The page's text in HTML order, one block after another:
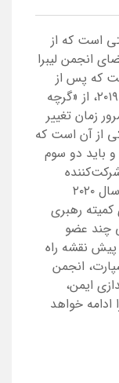
است که از
انجمن لیبرا
که پس از
تشکیل رسمی انجمن لیبرا در اکتبر سال ۲۰۱۹، از «گرچه
زمان تغییر
از آن است که
۲۰۲۰ قرار دارند و باید دو سوم
جدید با اینکه قرار بود لیبرا در نیمه اول سال ۲۰۲۰
کمیته رهبری
چند عضو
نقشه راه
انجمن
ایمن،
خواهد